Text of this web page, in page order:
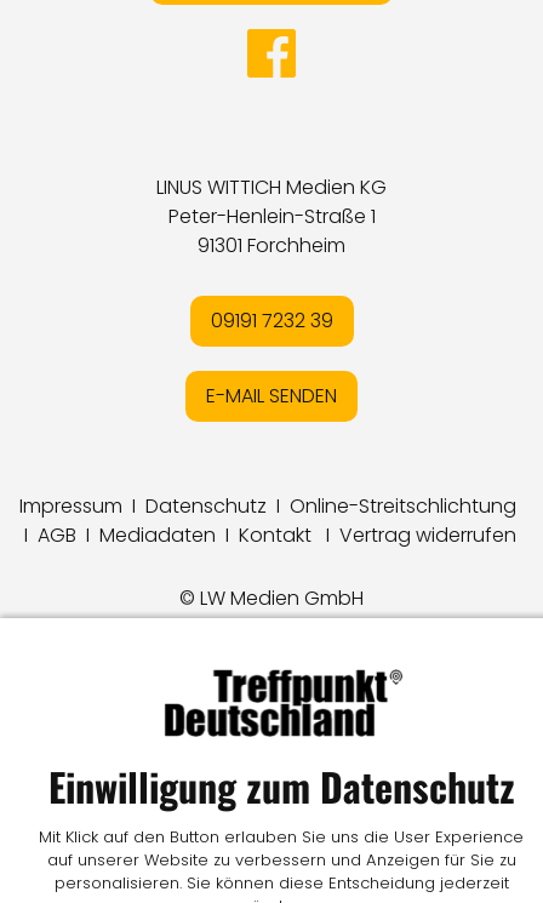
LINUS WITTICH Medien KG
Peter-Henlein-Straße 1
91301 Forchheim
09191 7232 39
E-MAIL SENDEN
Impressum I Datenschutz I Online-Streitschlichtung
I AGB I Mediadaten I Kontakt I Vertrag widerrufen
© LW Medien GmbH
Einwilligung zum Datenschutz
Mit Klick auf den Button erlauben Sie uns die User Experience
auf unserer Website zu verbessern und Anzeigen für Sie zu
personalisieren. Sie können diese Entscheidung jederzeit